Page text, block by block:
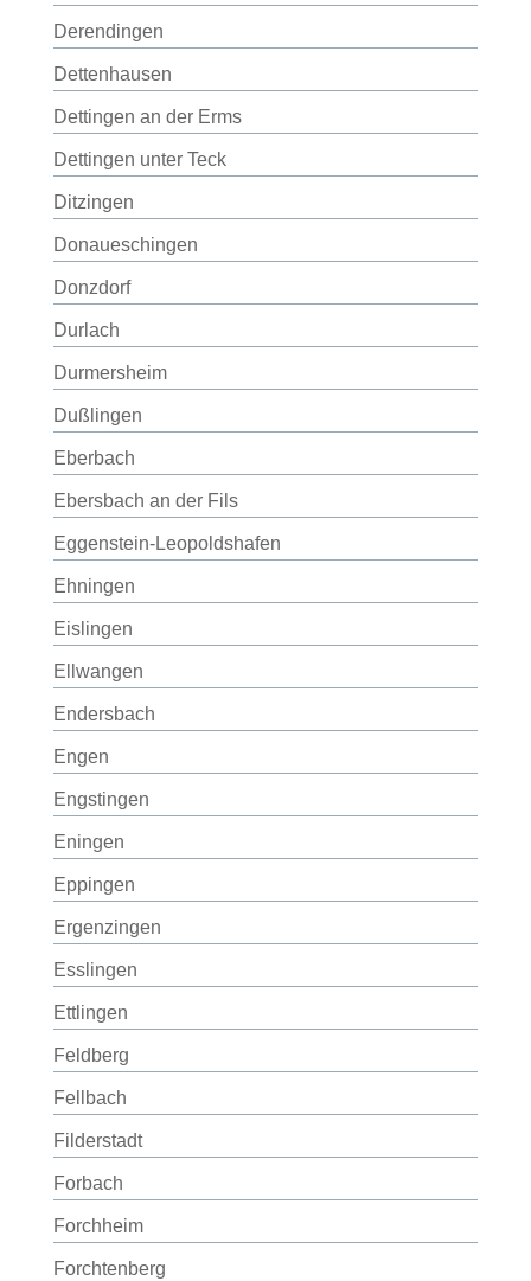
Derendingen
Dettenhausen
Dettingen an der Erms
Dettingen unter Teck
Ditzingen
Donaueschingen
Donzdorf
Durlach
Durmersheim
Dußlingen
Eberbach
Ebersbach an der Fils
Eggenstein-Leopoldshafen
Ehningen
Eislingen
Ellwangen
Endersbach
Engen
Engstingen
Eningen
Eppingen
Ergenzingen
Esslingen
Ettlingen
Feldberg
Fellbach
Filderstadt
Forbach
Forchheim
Forchtenberg